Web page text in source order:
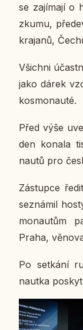
se za­jí­ma­jí o
zku­mu,
kra­ja­nů,
Všich­ni
jako dárek
kos­mo­nau­té.
Před výše
den konala
nau­tů pro
Zá­stup­ce
se­zná­mil
mo­nau­tům
Praha,
Po se­tká­ní
naut­ka